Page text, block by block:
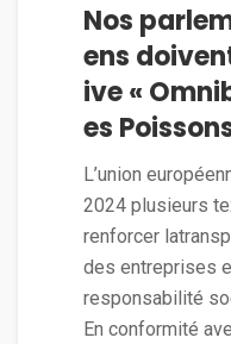
Nos
ens
ive «
es
L’union
2024 plusieurs
renforcer
des entreprises
responsabilité
En conformité